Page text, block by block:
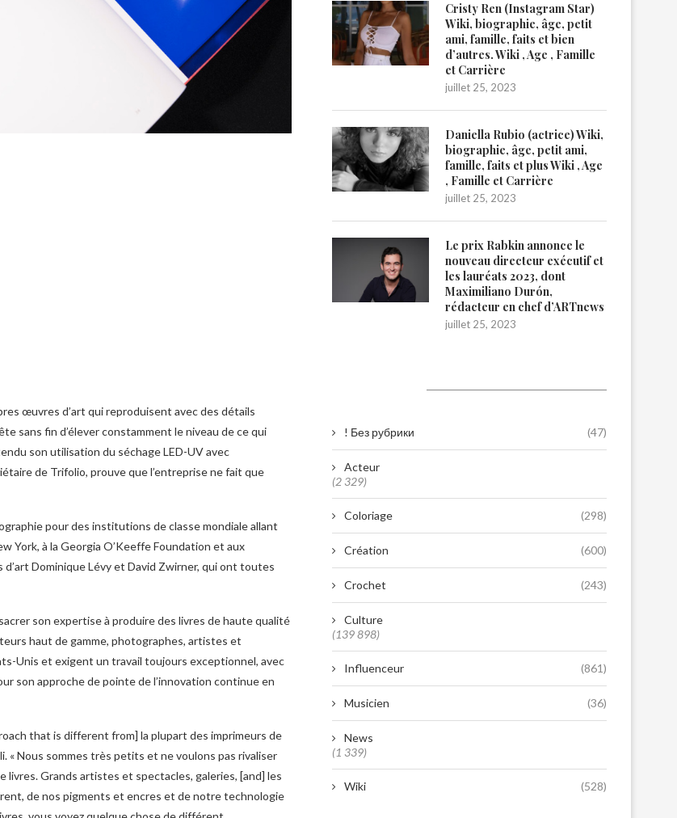
œuvres d’art qui reproduisent avec des détails
sans fin d’élever constamment le niveau de ce qui
son utilisation du séchage LED-UV avec
de Trifolio, prouve que l’entreprise ne fait que
pour des institutions de classe mondiale allant
York, à la Georgia O’Keeffe Foundation et aux
Dominique Lévy et David Zwirner, qui ont toutes
son expertise à produire des livres de haute qualité
haut de gamme, photographes, artistes et
Unis et exigent un travail toujours exceptionnel, avec
son approche de pointe de l’innovation continue en
that is different from] la plupart des imprimeurs de
« Nous sommes très petits et ne voulons pas rivaliser
livres. Grands artistes et spectacles, galeries, [and] les
de nos pigments et encres et de notre technologie
Cristy Ren (Instagram Star)
Wiki, biographie, âge, petit
ami, famille, faits et bien
d’autres. Wiki , Age , Famille
et Carrière
juillet 25, 2023
Daniella Rubio (actrice) Wiki,
biographie, âge, petit ami,
famille, faits et plus Wiki , Age
, Famille et Carrière
juillet 25, 2023
Le prix Rabkin annonce le
nouveau directeur exécutif et
les lauréats 2023, dont
Maximiliano Durón,
rédacteur en chef d’ARTnews
juillet 25, 2023
! Без рубрики (47)
Acteur
(2 329)
Coloriage (298)
Création (600)
Crochet (243)
Culture
(139 898)
Influenceur (861)
Musicien (36)
News
(1 339)
Wiki (528)